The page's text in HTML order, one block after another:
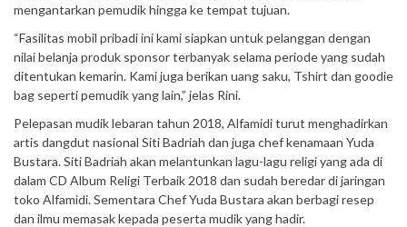
mengantarkan pemudik hingga ke tempat tujuan.
“Fasilitas mobil pribadi ini kami siapkan untuk pelanggan dengan
nilai belanja produk sponsor terbanyak selama periode yang sudah
ditentukan kemarin. Kami juga berikan uang saku, Tshirt dan goodie
bag seperti pemudik yang lain,” jelas Rini.
Pelepasan mudik lebaran tahun 2018, Alfamidi turut menghadirkan
artis dangdut nasional Siti Badriah dan juga chef kenamaan Yuda
Bustara. Siti Badriah akan melantunkan lagu-lagu religi yang ada di
dalam CD Album Religi Terbaik 2018 dan sudah beredar di jaringan
toko Alfamidi. Sementara Chef Yuda Bustara akan berbagi resep
dan ilmu memasak kepada peserta mudik yang hadir.